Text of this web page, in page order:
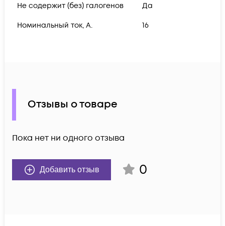
Не содержит (без) галогенов Да
Номинальный ток, А. 16
Отзывы о товаре
Пока нет ни одного отзыва
Добавить отзыв 0